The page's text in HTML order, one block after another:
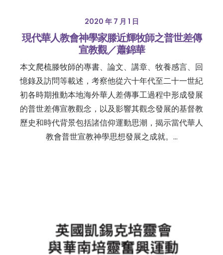
2020 年 7 月 1 日
現代華人教會神學家滕近輝牧師之普世差傳
宣教觀／蕭錦華
本文爬梳滕牧師的專書、論文、講章、牧養感言、回
憶錄及訪問等載述，考察他從六十年代至二十一世紀
初各時期推動本地海外華人差傳事工過程中形成發展
的普世差傳宣教觀念，以及影響其觀念發展的基督教
歷史和時代背景包括諸信仰運動思潮，揭示當代華人
教會普世宣教神學思想發展之成就。…